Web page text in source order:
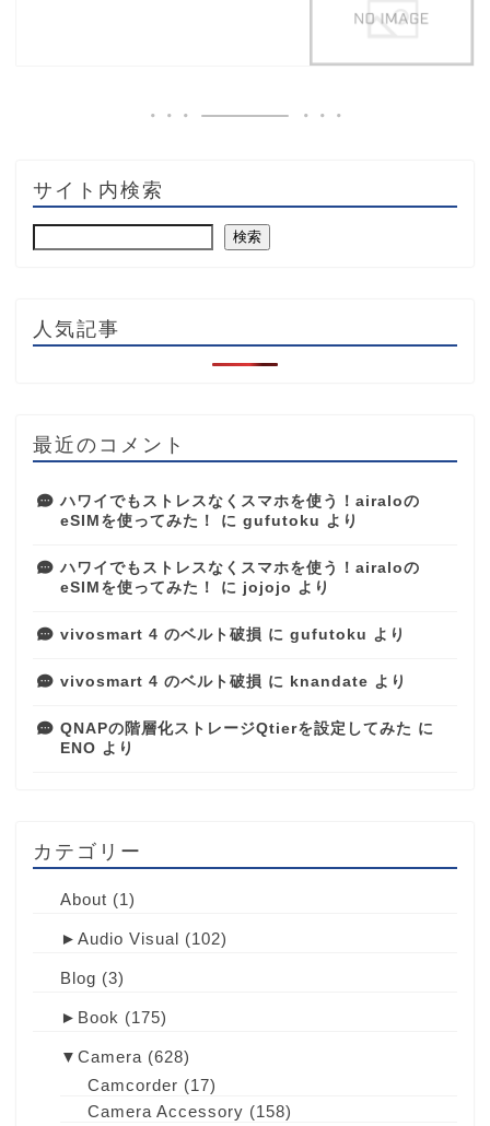
サイト内検索
検索
人気記事
最近のコメント
ハワイでもストレスなくスマホを使う！airaloの
eSIMを使ってみた！
に gufutoku より
ハワイでもストレスなくスマホを使う！airaloの
eSIMを使ってみた！
に jojojo より
vivosmart 4 のベルト破損 に gufutoku より
vivosmart 4 のベルト破損 に knandate より
QNAPの階層化ストレージQtierを設定してみた に
ENO より
カテゴリー
About (1)
► Audio Visual (102)
Blog (3)
► Book (175)
▼ Camera (628)
Camcorder (17)
Camera Accessory (158)